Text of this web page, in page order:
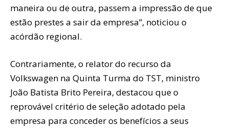
maneira ou de outra, passem a impressão de que
estão prestes a sair da empresa”, noticiou o
acórdão regional.
Contrariamente, o relator do recurso da
Volkswagen na Quinta Turma do TST, ministro
João Batista Brito Pereira, destacou que o
reprovável critério de seleção adotado pela
empresa para conceder os benefícios a seus